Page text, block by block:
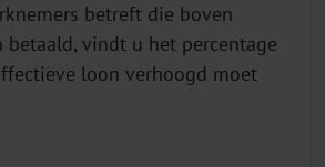
betreft die boven
betaald, vindt u het percentage
loon verhoogd moet